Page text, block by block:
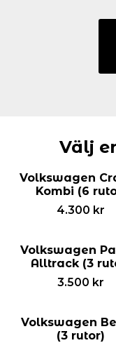
Välj
Volkswagen
Kombi (6
4.300 kr
Volkswagen
Alltrack (3
3.500 kr
Volkswagen
(3 rutor)